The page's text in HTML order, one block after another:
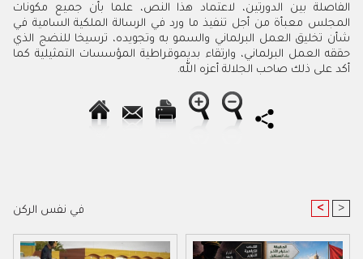
الفاصلة بين الدورتين، لاعتماد هذا النص، علما بأن جميع مكونات
المجلس معبأة من أجل تنفيذ ما ورد في الرسالة الملكية السامية في
شأن تخليق العمل البرلماني والسمو به وتجويده، ترسيخا للنضج الذي
حققه العمل البرلماني، وارتقاء بديموقراطية المؤسسات التمثيلية كما
أكد على ذلك صاحب الجلالة أعزه الله.
في نفس الركن < >